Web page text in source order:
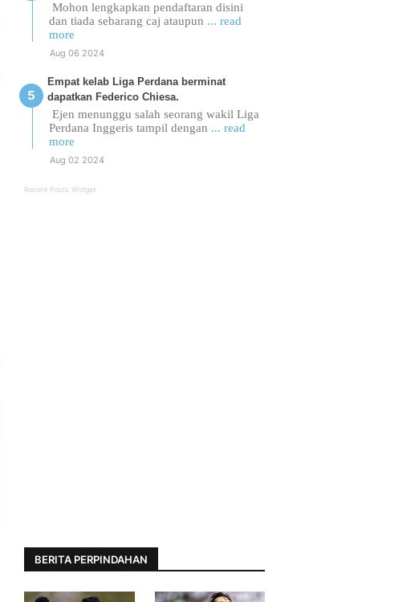
Mohon lengkapkan pendaftaran disini
dan tiada sebarang caj ataupun ... read
more
Aug 06 2024
Empat kelab Liga Perdana berminat
dapatkan Federico Chiesa.
Ejen menunggu salah seorang wakil Liga
Perdana Inggeris tampil dengan ... read
more
Aug 02 2024
Recent Posts Widget
BERITA PERPINDAHAN